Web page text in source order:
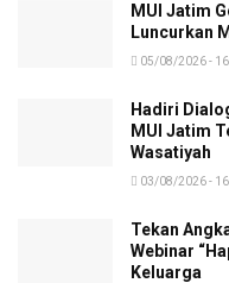
MUI Jatim
Luncurkan
05/08/2026 -
Hadiri
MUI Jatim
Wasatiyah
03/08/2026 -
Tekan
Webinar
Keluarga